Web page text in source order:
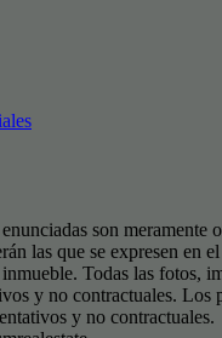
son meramente
las que se expresen en
Todas las fotos,
y no contractuales. Los
y no contractuales.